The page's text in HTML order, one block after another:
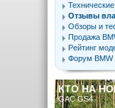
Отзывы
Обзоры и
Продажа
Рейтинг
Форум BMW
КТО НА
GAC GS4